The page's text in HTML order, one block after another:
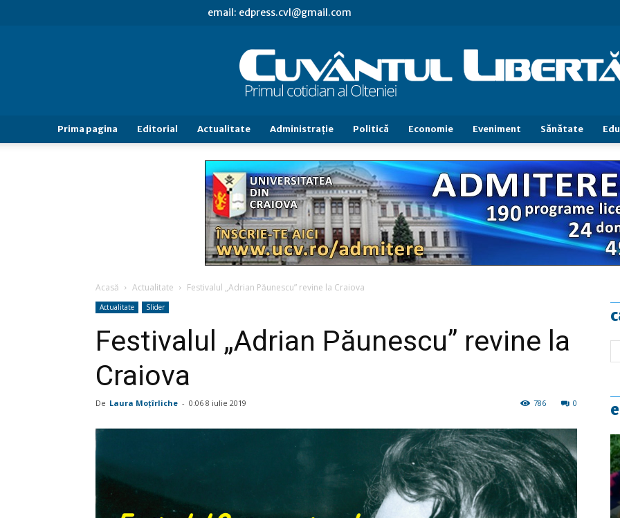
email: edpress.cvl@gmail.com
Cuvântul
Libertăţii
Prima pagina Editorial Actualitate Administraţie Politică Economie Eveniment Sănătate
Acasă Actualitate Festivalul „Adrian Păunescu” revine la Craiova
Actualitate Slider
Festivalul „Adrian Păunescu” revine la
Craiova
De Laura Moţîrliche - 0:06 8 iulie 2019 0
786